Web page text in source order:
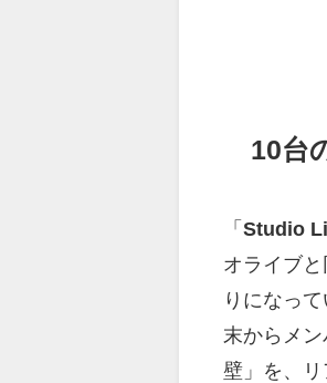
10台
「Studio
オライブ
りになっ
末からメ
壁」を、リ